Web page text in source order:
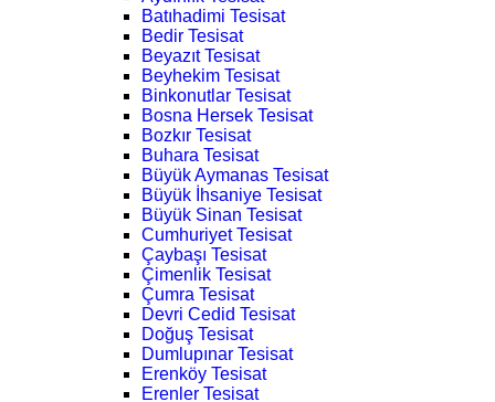
Batıhadimi Tesisat
Bedir Tesisat
Beyazıt Tesisat
Beyhekim Tesisat
Binkonutlar Tesisat
Bosna Hersek Tesisat
Bozkır Tesisat
Buhara Tesisat
Büyük Aymanas Tesisat
Büyük İhsaniye Tesisat
Büyük Sinan Tesisat
Cumhuriyet Tesisat
Çaybaşı Tesisat
Çimenlik Tesisat
Çumra Tesisat
Devri Cedid Tesisat
Doğuş Tesisat
Dumlupınar Tesisat
Erenköy Tesisat
Erenler Tesisat